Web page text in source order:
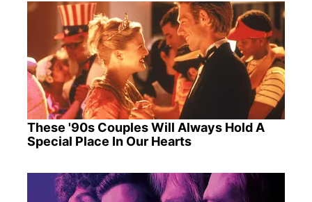
These '90s Couples Will Always Hold A
Special Place In Our Hearts